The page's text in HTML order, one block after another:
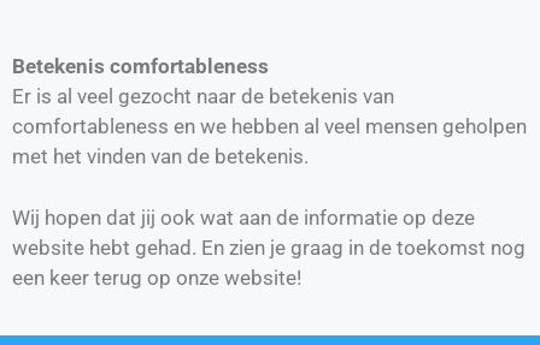
Betekenis comfortableness
Er is al veel gezocht naar de betekenis van
comfortableness en we hebben al veel mensen geholpen
met het vinden van de betekenis.
Wij hopen dat jij ook wat aan de informatie op deze
website hebt gehad. En zien je graag in de toekomst nog
een keer terug op onze website!